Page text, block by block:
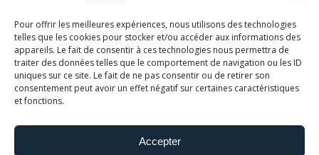
Pour offrir les meilleures expériences, nous utilisons des technologies
telles que les cookies pour stocker et/ou accéder aux informations des
appareils. Le fait de consentir à ces technologies nous permettra de
traiter des données telles que le comportement de navigation ou les ID
uniques sur ce site. Le fait de ne pas consentir ou de retirer son
consentement peut avoir un effet négatif sur certaines caractéristiques
et fonctions.
Accepter
AIDE/FAQ
LES DIFFÉRENTS MARQUAGES
FOIRE AUX QUESTIONS
INFORMATIONS LÉGALES